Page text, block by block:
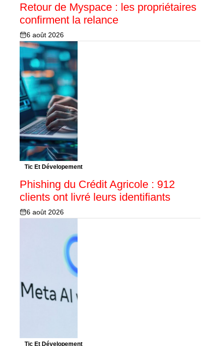
Retour de Myspace : les propriétaires
confirment la relance
6 août 2026
Tic Et Dévelopement
Phishing du Crédit Agricole : 912
clients ont livré leurs identifiants
6 août 2026
Tic Et Dévelopement